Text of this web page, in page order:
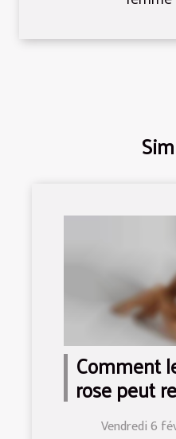
Comment
rose peut
confiance
Vendredi 6